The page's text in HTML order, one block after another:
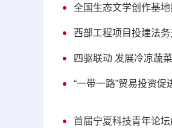
全国生态文学创作基
西部工程项目投建法
四驱联动 发展冷凉蔬
“一带一路”贸易投资
首届宁夏科技青年论